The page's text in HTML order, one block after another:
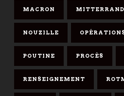
MACRON MITTERRAND
NOUZILLE
POUTINE PROCÈS
RENSEIGNEMENT